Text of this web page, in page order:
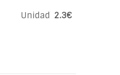
Unidad 2.3€